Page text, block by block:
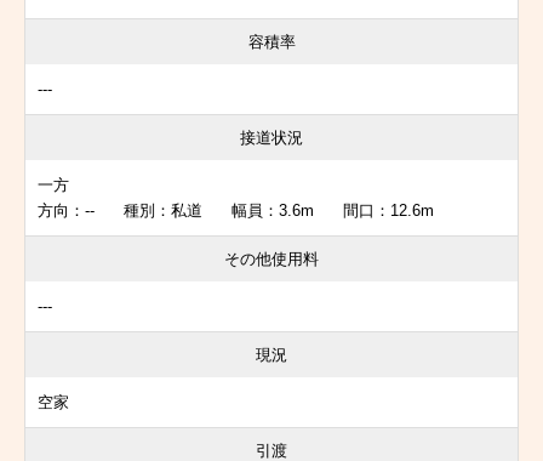
容積率
---
接道状況
一方
方向：-- 種別：私道 幅員：3.6m 間口：12.6m
その他使用料
---
現況
空家
引渡